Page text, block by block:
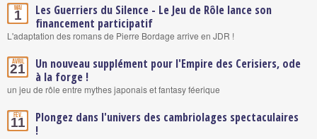
Mai
1
Les Guerriers du Silence - Le Jeu de Rôle lance son
financement participatif
L'adaptation des romans de Pierre Bordage arrive en JDR !
Avril
21
Un nouveau supplément pour l'Empire des Cerisiers, ode
à la forge !
un jeu de rôle entre mythes japonais et fantasy féerique
Fév.
11
Plongez dans l'univers des cambriolages spectaculaires
!